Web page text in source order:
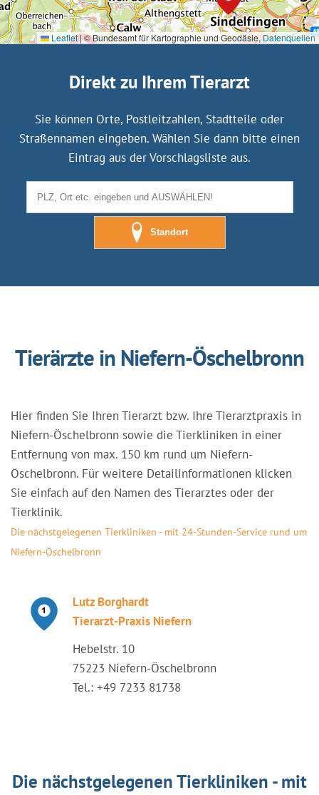
Leaflet|© Bundesamt für Kartographie und Geodäsie,Datenquellen
Direkt zu Ihrem Tierarzt
Sie können Orte, Postleitzahlen, Stadtteile oder
Straßennamen eingeben. Wählen Sie dann bitte einen
Eintrag aus der Vorschlagsliste aus.
Standort
Tierärzte in Niefern-Öschelbronn
Hier finden Sie Ihren Tierarzt bzw. Ihre Tierarztpraxis in
Niefern-Öschelbronn sowie die Tierkliniken in einer
Entfernung von max. 150 km rund um Niefern-
Öschelbronn. Für weitere Detailinformationen klicken
Sie einfach auf den Namen des Tierarztes oder der
Tierklinik.
Die nächstgelegenen Tierkliniken - mit 24-Stunden-Service rund um
Niefern-Öschelbronn
Lutz Borghardt
Tierarzt-Praxis Niefern
Hebelstr. 10
75223 Niefern-Öschelbronn
Tel.: +49 7233 81738
Die nächstgelegenen Tierkliniken - mit